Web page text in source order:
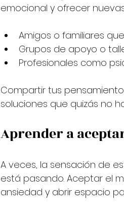
emocional y ofrecer
Amigos o familiares
Grupos de apoyo o
Profesionales como
Compartir tus
soluciones que quizás no
Aprender a
A veces, la sensación de
está pasando. Aceptar el
ansiedad y abrir espacio